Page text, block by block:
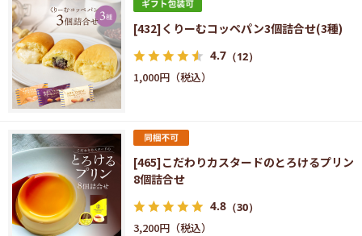
[432]くりーむコッペパン3個詰合せ(3種)
4.7 （12）
1,000円
[465]こだわりカスタードのとろけるプリン
8個詰合せ
4.8 （30）
3,200円